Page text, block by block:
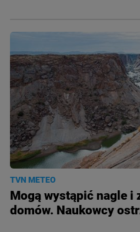
TVN METEO
Mogą wystąpić nagle i
domów. Naukowcy